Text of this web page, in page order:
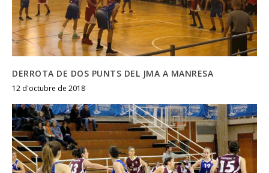
DERROTA DE DOS PUNTS DEL JMA A MANRESA
12 d'octubre de 2018